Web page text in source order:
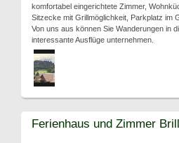
komfortabel eingerichtete Zimmer,
Sitzecke mit Grillmöglichkeit, Parkplatz im
Von uns aus können Sie Wanderungen in
interessante Ausflüge unternehmen.
Ferienhaus und Zimmer